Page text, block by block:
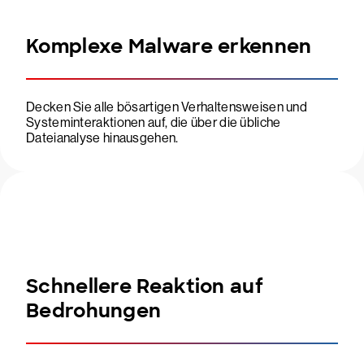
Komplexe Malware erkennen
Decken Sie alle bösartigen Verhaltensweisen und
Systeminteraktionen auf, die über die übliche
Dateianalyse hinausgehen.
Schnellere Reaktion auf
Bedrohungen